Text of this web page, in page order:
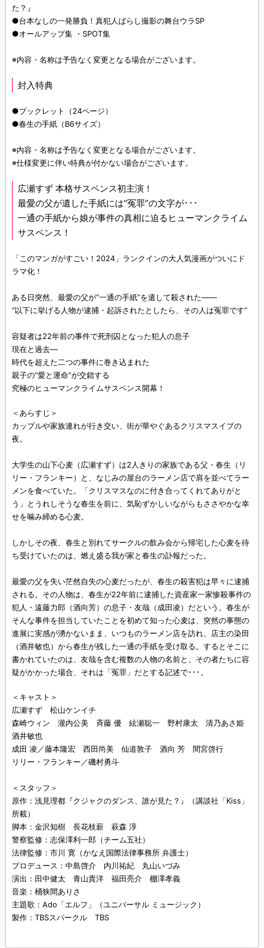
た？』
●台本なしの一発勝負！真犯人ばらし撮影の舞台ウラSP
●オールアップ集 ・SPOT集
※内容・名称は予告なく変更となる場合がございます。
封入特典
●ブックレット（24ページ）
●春生の手紙（B6サイズ）
※内容・名称は予告なく変更となる場合がございます。
※仕様変更に伴い特典が付かない場合がございます。
広瀬すず 本格サスペンス初主演！
最愛の父が遺した手紙には“冤罪”の文字が･･･
一通の手紙から娘が事件の真相に迫るヒューマンクライム
サスペンス！
「このマンガがすごい！2024」ランクインの大人気漫画がついにド
ラマ化！
ある日突然、最愛の父が“一通の手紙”を遺して殺された――
“以下に挙げる人物が逮捕・起訴されたとしたら、その人は冤罪です”
容疑者は22年前の事件で死刑囚となった犯人の息子
現在と過去―
時代を超えた二つの事件に巻き込まれた
親子の“愛と運命”が交錯する
究極のヒューマンクライムサスペンス開幕！
＜あらすじ＞
カップルや家族連れが行き交い、街が華やぐあるクリスマスイブの
夜。
大学生の山下心麦（広瀬すず）は2人きりの家族である父・春生（リ
リー・フランキー）と、なじみの屋台のラーメン店で肩を並べてラー
メンを食べていた。「クリスマスなのに付き合ってくれてありがと
う」とうれしそうな春生を前に、気恥ずかしいながらもささやかな幸
せを噛み締める心麦。
しかしその夜、春生と別れてサークルの飲み会から帰宅した心麦を待
ち受けていたのは、燃え盛る我が家と春生の訃報だった。
最愛の父を失い茫然自失の心麦だったが、春生の殺害犯は早々に逮捕
される。その人物は、春生が22年前に逮捕した資産家一家惨殺事件の
犯人・遠藤力郎（酒向芳）の息子・友哉（成田凌）だという。春生が
そんな事件を担当していたことを初めて知った心麦は、突然の事態の
進展に実感が湧かないまま、いつものラーメン店を訪れ、店主の染田
（酒井敏也）から春生が残した一通の手紙を受け取る。するとそこに
書かれていたのは、友哉を含む複数の人物の名前と、その者たちに容
疑がかかった場合、それは「冤罪」だとする記述で･･･。
＜キャスト＞
広瀬すず 松山ケンイチ
森崎ウィン 瀧内公美 斉藤 優 絃瀬聡一 野村康太 清乃あさ姫
酒井敏也
成田 凌／藤本隆宏 西田尚美 仙道敦子 酒向 芳 間宮啓行
リリー・フランキー／磯村勇斗
＜スタッフ＞
原作：浅見理都『クジャクのダンス、誰が見た？』（講談社「Kiss」
所載）
脚本：金沢知樹 長花枝薪 萩森 淳
警察監修：志保澤利一郎（チーム五社）
法律監修：市川 寛（かなえ国際法律事務所 弁護士）
プロデュース：中島啓介 内川祐紀 丸山いづみ
演出：田中健太 青山貴洋 福田亮介 棚澤孝義
音楽：桶狭間ありさ
主題歌：Ado「エルフ」（ユニバーサル ミュージック）
製作：TBSスパークル TBS